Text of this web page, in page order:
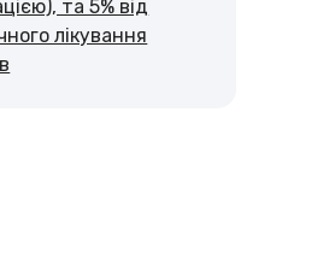
та 5% від
лікування